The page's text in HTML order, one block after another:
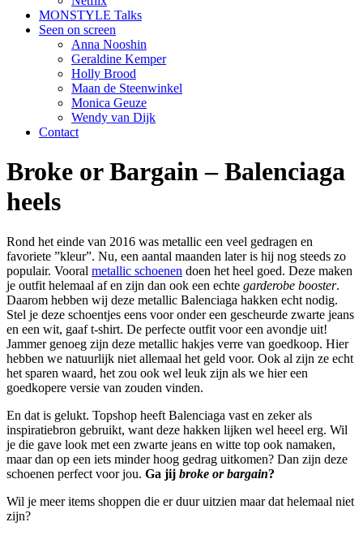
MONSTYLE Talks
Seen on screen
Anna Nooshin
Geraldine Kemper
Holly Brood
Maan de Steenwinkel
Monica Geuze
Wendy van Dijk
Contact
Broke or Bargain – Balenciaga
heels
Rond het einde van 2016 was metallic een veel gedragen en
favoriete ”kleur”. Nu, een aantal maanden later is hij nog steeds zo
populair. Vooral metallic schoenen doen het heel goed. Deze maken
je outfit helemaal af en zijn dan ook een echte garderobe booster.
Daarom hebben wij deze metallic Balenciaga hakken echt nodig.
Stel je deze schoentjes eens voor onder een gescheurde zwarte jeans
en een wit, gaaf t-shirt. De perfecte outfit voor een avondje uit!
Jammer genoeg zijn deze metallic hakjes verre van goedkoop. Hier
hebben we natuurlijk niet allemaal het geld voor. Ook al zijn ze echt
het sparen waard, het zou ook wel leuk zijn als we hier een
goedkopere versie van zouden vinden.
En dat is gelukt. Topshop heeft Balenciaga vast en zeker als
inspiratiebron gebruikt, want deze hakken lijken wel heeel erg. Wil
je die gave look met een zwarte jeans en witte top ook namaken,
maar dan op een iets minder hoog gedrag uitkomen? Dan zijn deze
schoenen perfect voor jou. Ga jij broke or bargain?
Wil je meer items shoppen die er duur uitzien maar dat helemaal niet
zijn?